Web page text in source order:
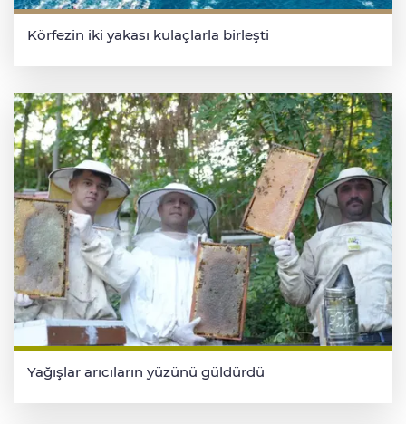
Körfezin iki yakası kulaçlarla birleşti
Yağışlar arıcıların yüzünü güldürdü